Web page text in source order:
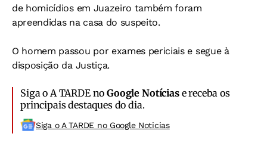
de homicídios em Juazeiro também foram
apreendidas na casa do suspeito.
O homem passou por exames periciais e segue à
disposição da Justiça.
Siga o A TARDE noGoogle Notíciase receba os
principais destaques do dia.
Siga o A TARDE no Google Noticias